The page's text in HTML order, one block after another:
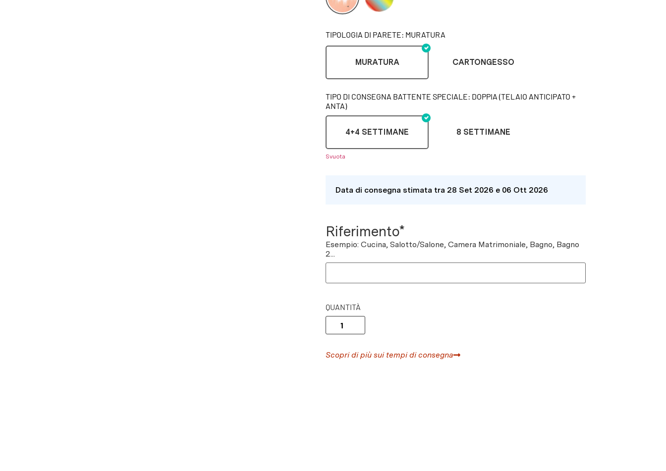
TIPOLOGIA DI PARETE: MURATURA
MURATURA CARTONGESSO
TIPO DI CONSEGNA BATTENTE SPECIALE: DOPPIA (TELAIO ANTICIPATO +
ANTA)
4+4 SETTIMANE 8 SETTIMANE
Svuota
Data di consegna stimata tra 28 Set 2026 e 06 Ott 2026
Riferimento*
Esempio: Cucina, Salotto/Salone, Camera Matrimoniale, Bagno, Bagno
2...
QUANTITÀ
Scopri di più sui tempi di consegna